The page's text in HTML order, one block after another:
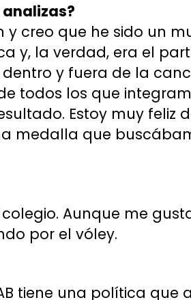
analizas?
creo que he sido un
y, la verdad, era el
y fuera de la
todos los que
Estoy muy feliz
medalla que
Aunque me
por el vóley.
tiene una política que